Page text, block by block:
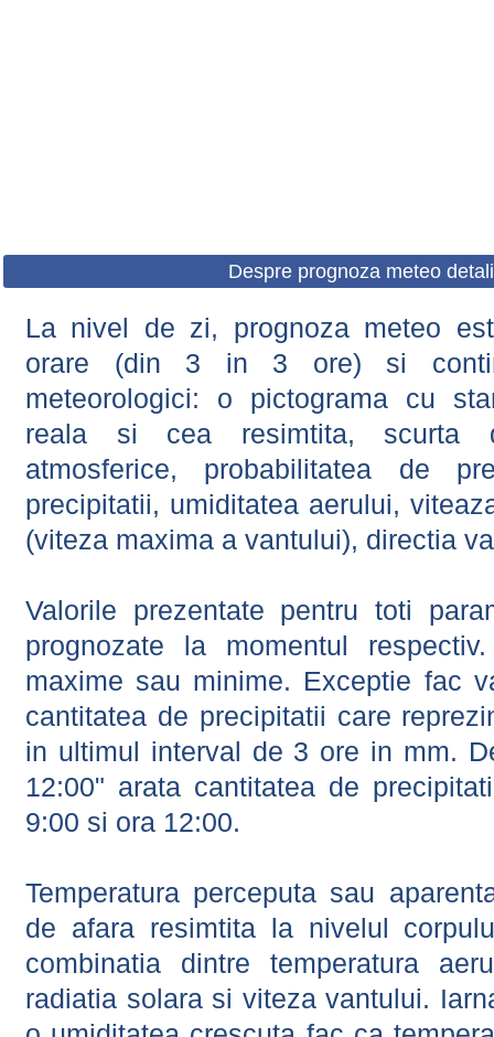
Despre prognoza meteo
La nivel de zi, prognoza meteo
orare (din 3 in 3 ore) si
meteorologici: o pictograma cu
reala si cea resimtita, scurta
atmosferice, probabilitatea de
precipitatii, umiditatea aerului,
(viteza maxima a vantului), directia
Valorile prezentate pentru toti
prognozate la momentul
maxime sau minime. Exceptie fac
cantitatea de precipitatii care
in ultimul interval de 3 ore in mm.
12:00" arata cantitatea de
9:00 si ora 12:00.
Temperatura perceputa sau
de afara resimtita la nivelul
combinatia dintre temperatura
radiatia solara si viteza vantului.